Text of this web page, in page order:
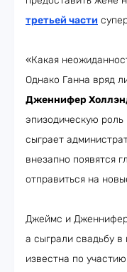
третьей части
«Какая
Однако Ганна вряд
Дженнифер
эпизодическую
сыграет
внезапно появятся
отправиться на
Джеймс и
а сыграли свадьбу
известна по